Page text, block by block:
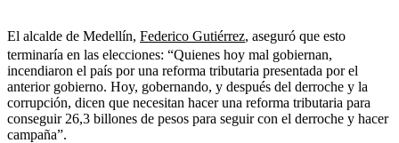
El alcalde de Medellín, Federico Gutiérrez, aseguró que esto
terminaría en las elecciones: “Quienes hoy mal gobiernan,
incendiaron el país por una reforma tributaria presentada por el
anterior gobierno. Hoy, gobernando, y después del derroche y la
corrupción, dicen que necesitan hacer una reforma tributaria para
conseguir 26,3 billones de pesos para seguir con el derroche y hacer
campaña”.